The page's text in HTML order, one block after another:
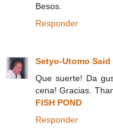
Besos.
Responder
Setyo-Utomo Said
Que suerte! Da
cena! Gracias.
FISH POND
Responder